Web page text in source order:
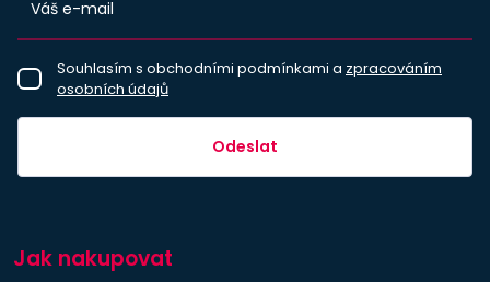
Souhlasím s obchodními podmínkami a zpracováním
osobních údajů
Odeslat
Jak nakupovat